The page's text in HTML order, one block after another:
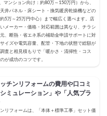
マンション向け：約80万～150万円）から、
井パネル・床シート・換気暖房乾燥機などの
5万～25万円中心）まで幅広く選べます。店
メーカー・価格・対応範囲は異なり、チラシ
、断熱・省エネ系の補助金申請サポートに対
イズや電気容量、配管・下地の状態で総額が
査と相見積もりで「暖かさ・清掃性・コス
が成功のコツです。
チンリフォームの費用や口コミ
ミュレーション」や「人気プラ
リフォームは、「本体＋標準工事」セット価